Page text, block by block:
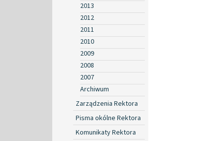
2013
2012
2011
2010
2009
2008
2007
Archiwum
Zarządzenia Rektora
Pisma okólne Rektora
Komunikaty Rektora